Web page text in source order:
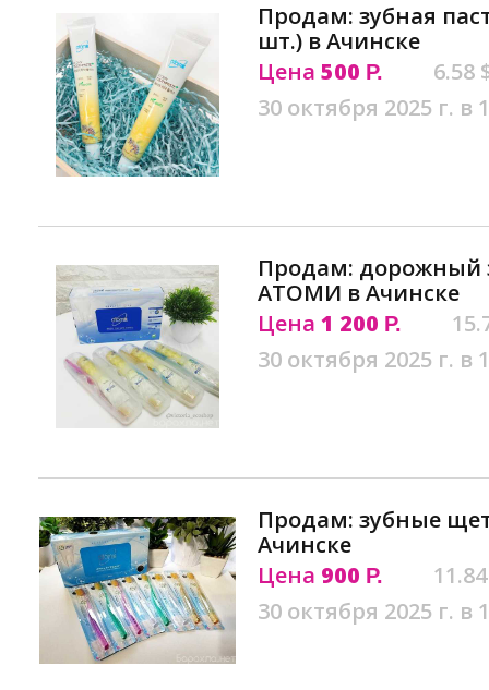
Продам: зубная
шт.) в Ачинске
Цена 500 Р.
6.58
30 октября 2025 г. в
Продам: дорожный
АТОМИ в Ачинске
Цена 1 200 Р.
30 октября 2025 г. в
Продам: зубные
Ачинске
Цена 900 Р.
30 октября 2025 г. в